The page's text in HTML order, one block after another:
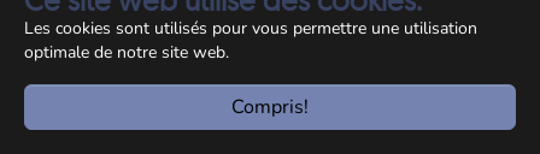
Les cookies sont utilisés pour vous permettre une utilisation
optimale de notre site web.
Compris!